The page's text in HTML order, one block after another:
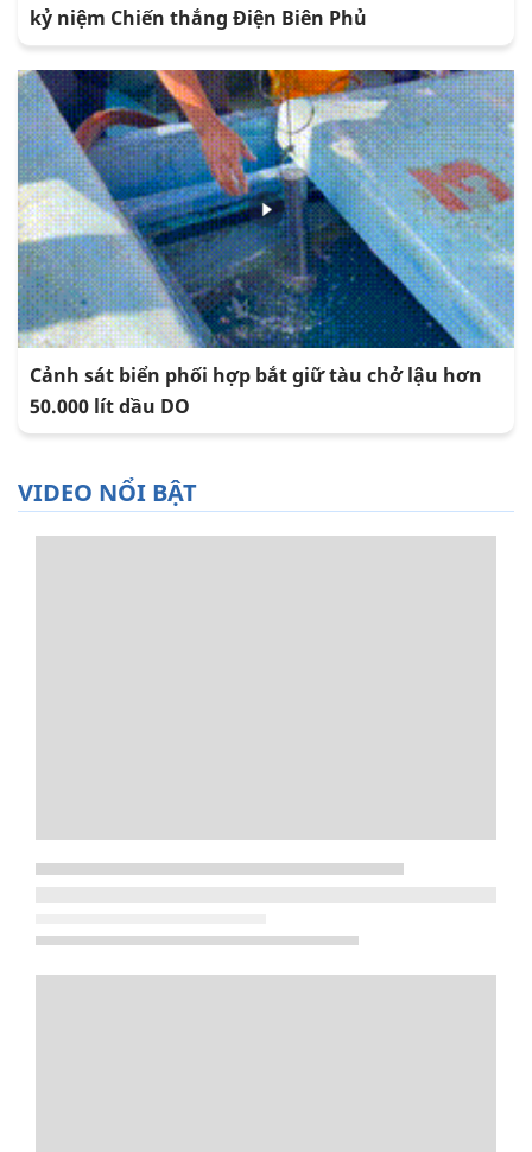
kỷ niệm Chiến thắng Điện Biên Phủ
Cảnh sát biển phối hợp bắt giữ tàu chở lậu hơn
50.000 lít dầu DO
VIDEO NỔI BẬT